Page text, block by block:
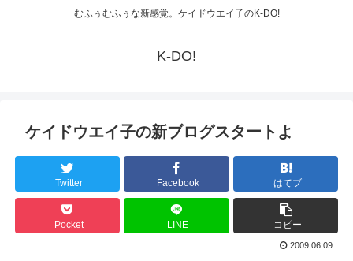
むふぅむふぅな新感覚。ケイドウエイ子のK-DO!
K-DO!
ケイドウエイ子の新ブログスタートよ
Twitter Facebook はてブ
Pocket LINE コピー
2009.06.09